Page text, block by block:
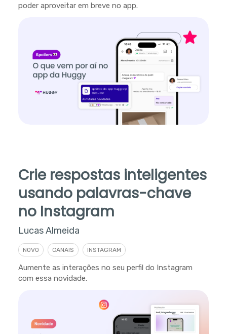
poder aproveitar em breve no app.
Crie respostas inteligentes
usando palavras-chave
no Instagram
Lucas Almeida
NOVO CANAIS INSTAGRAM
Aumente as interações no seu perfil do Instagram
com essa novidade.